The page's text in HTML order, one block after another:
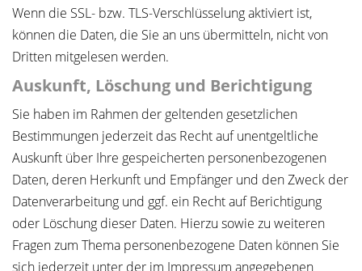
Wenn die SSL- bzw. TLS-Verschlüsselung aktiviert ist,
können die Daten, die Sie an uns übermitteln, nicht von
Dritten mitgelesen werden.
Auskunft, Löschung und Berichtigung
Sie haben im Rahmen der geltenden gesetzlichen
Bestimmungen jederzeit das Recht auf unentgeltliche
Auskunft über Ihre gespeicherten personenbezogenen
Daten, deren Herkunft und Empfänger und den Zweck der
Datenverarbeitung und ggf. ein Recht auf Berichtigung
oder Löschung dieser Daten. Hierzu sowie zu weiteren
Fragen zum Thema personenbezogene Daten können Sie
sich jederzeit unter der im Impressum angegebenen